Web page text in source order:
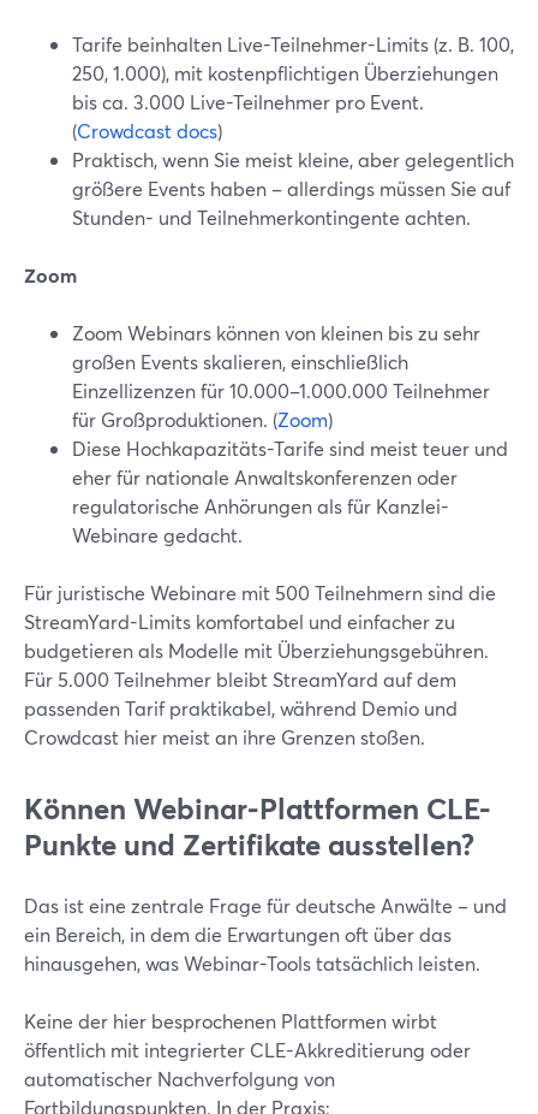
Tarife beinhalten Live-Teilnehmer-Limits (z. B. 100,
250, 1.000), mit kostenpflichtigen Überziehungen
bis ca. 3.000 Live-Teilnehmer pro Event.
(Crowdcast docs)
Praktisch, wenn Sie meist kleine, aber gelegentlich
größere Events haben – allerdings müssen Sie auf
Stunden- und Teilnehmerkontingente achten.
Zoom
Zoom Webinars können von kleinen bis zu sehr
großen Events skalieren, einschließlich
Einzellizenzen für 10.000–1.000.000 Teilnehmer
für Großproduktionen. (Zoom)
Diese Hochkapazitäts-Tarife sind meist teuer und
eher für nationale Anwaltskonferenzen oder
regulatorische Anhörungen als für Kanzlei-
Webinare gedacht.
Für juristische Webinare mit 500 Teilnehmern sind die
StreamYard-Limits komfortabel und einfacher zu
budgetieren als Modelle mit Überziehungsgebühren.
Für 5.000 Teilnehmer bleibt StreamYard auf dem
passenden Tarif praktikabel, während Demio und
Crowdcast hier meist an ihre Grenzen stoßen.
Können Webinar-Plattformen CLE-
Punkte und Zertifikate ausstellen?
Das ist eine zentrale Frage für deutsche Anwälte – und
ein Bereich, in dem die Erwartungen oft über das
hinausgehen, was Webinar-Tools tatsächlich leisten.
Keine der hier besprochenen Plattformen wirbt
öffentlich mit integrierter CLE-Akkreditierung oder
automatischer Nachverfolgung von
Fortbildungspunkten. In der Praxis: